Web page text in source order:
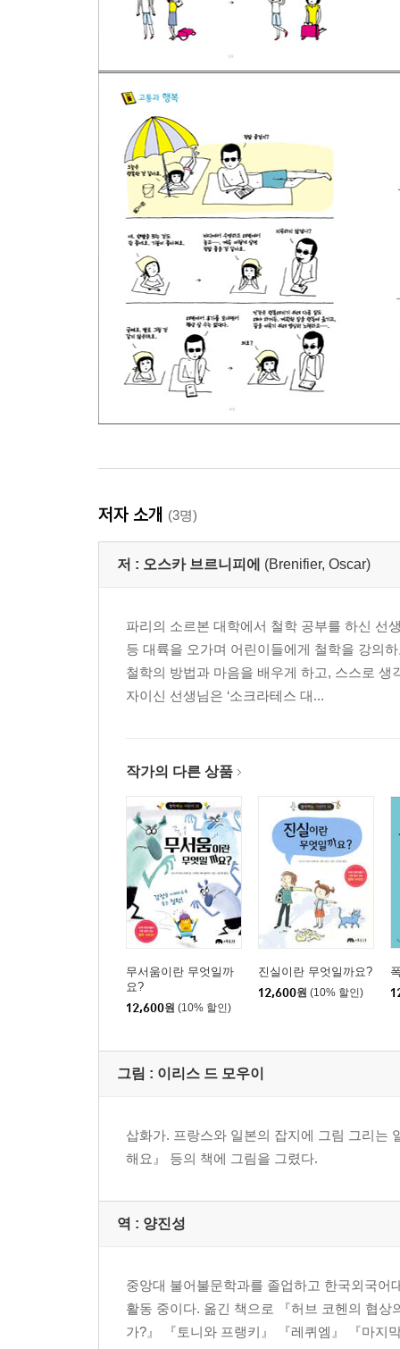
저자 소개 (3명)
저 : 오스카 브르니피에 (Brenifier, Oscar)
파리의 소르본 대학에서 철학 공부를 하신 선
등 대륙을 오가며 어린이들에게 철학을 강의
철학의 방법과 마음을 배우게 하고, 스스로
자이신 선생님은 ‘소크라테스 대...
작가의 다른 상품
무서움이란 무엇일까
요?
12,600원 (10% 할인)
진실이란 무엇일까요?
12,600원 (10% 할인)
그림 : 이리스 드 모우이
삽화가. 프랑스와 일본의 잡지에 그림 그리는
해요』 등의 책에 그림을 그렸다.
역 : 양진성
중앙대 불어불문학과를 졸업하고 한국외국
활동 중이다. 옮긴 책으로 『허브 코헨의 협
가?』 『토니와 프랭키』 『레퀴엠』 『마지